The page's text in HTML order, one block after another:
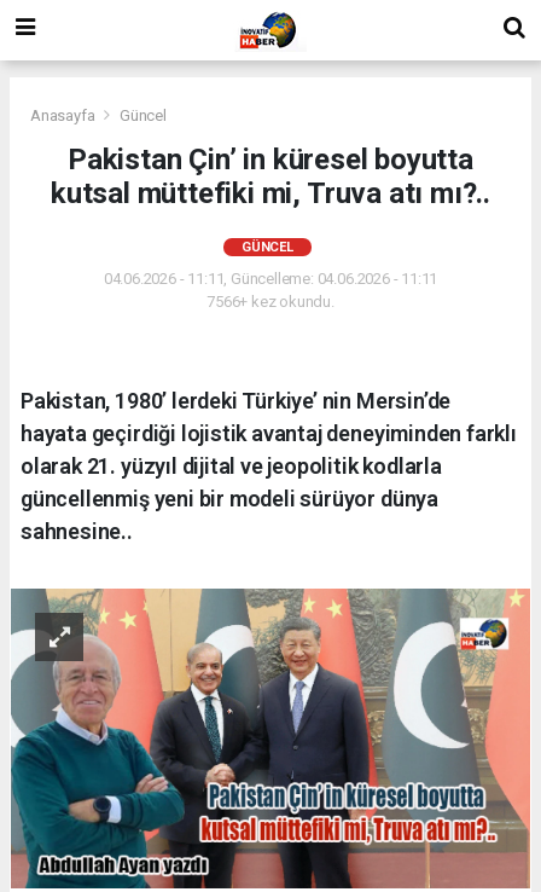
Anasayfa Güncel
Pakistan Çin’ in küresel boyutta
kutsal müttefiki mi, Truva atı mı?..
GÜNCEL
04.06.2026 - 11:11, Güncelleme: 04.06.2026 - 11:11
7566+ kez okundu.
Pakistan, 1980’ lerdeki Türkiye’ nin Mersin’de
hayata geçirdiği lojistik avantaj deneyiminden farklı
olarak 21. yüzyıl dijital ve jeopolitik kodlarla
güncellenmiş yeni bir modeli sürüyor dünya
sahnesine..